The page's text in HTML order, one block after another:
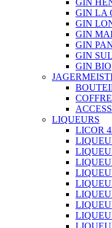
GIN LA
GIN
GIN
GIN
GIN SUL
GIN BIO
LIQUEURS
LICOR